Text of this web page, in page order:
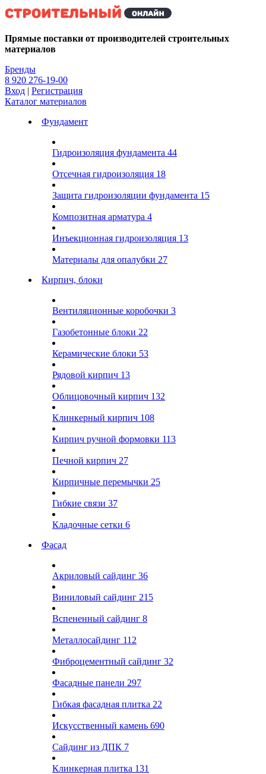
Kg
Прямые поставки от производителей строительных
материалов
Бренды
8 920 276-19-00
Вход | Регистрация
Каталог материалов
Фундамент
Гидроизоляция фундамента 44
Отсечная гидроизоляция 18
Защита гидроизоляции фундамента 15
Композитная арматура 4
Инъекционная гидроизоляция 13
Материалы для опалубки 27
Кирпич, блоки
Вентиляционные коробочки 3
Газобетонные блоки 22
Керамические блоки 53
Рядовой кирпич 13
Облицовочный кирпич 132
Клинкерный кирпич 108
Кирпич ручной формовки 113
Печной кирпич 27
Кирпичные перемычки 25
Гибкие связи 37
Кладочные сетки 6
Фасад
Акриловый сайдинг 36
Виниловый сайдинг 215
Вспененный сайдинг 8
Металлосайдинг 112
Фиброцементный сайдинг 32
Фасадные панели 297
Гибкая фасадная плитка 22
Искусственный камень 690
Сайдинг из ДПК 7
Клинкерная плитка 131